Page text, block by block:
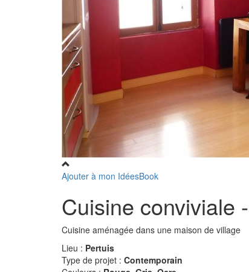
Ajouter à mon IdéesBook
Cuisine conviviale
Cuisine aménagée dans une maison de village
Lieu : Pertuis
Type de projet : Contemporain